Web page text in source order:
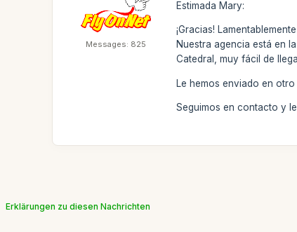
Messages: 825
Estimada Mary:
¡Gracias!
Nuestra agencia está en
Catedral, muy fácil de
Le hemos enviado en
Seguimos en contacto y
Erklärungen zu diesen Nachrichten